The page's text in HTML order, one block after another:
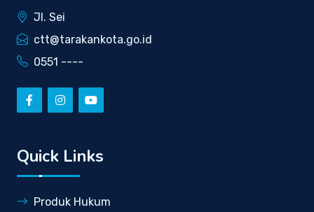
Jl. Sei
ctt@tarakankota.go.id
0551 ----
Quick Links
Produk Hukum